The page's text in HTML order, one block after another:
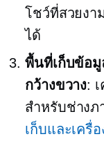
โชว์ที่สวยงา
ได้
พื้นที่เก็บข้อมู
กว้างขวาง:
สำหรับช่างภ
เก็บและเครื่